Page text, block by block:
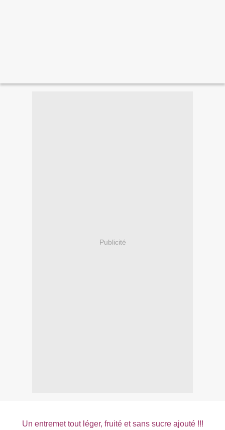
Publicité
Un entremet tout léger, fruité et sans sucre ajouté !!!